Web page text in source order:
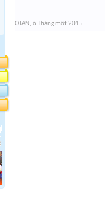
OTAN, 6 Tháng một 2015